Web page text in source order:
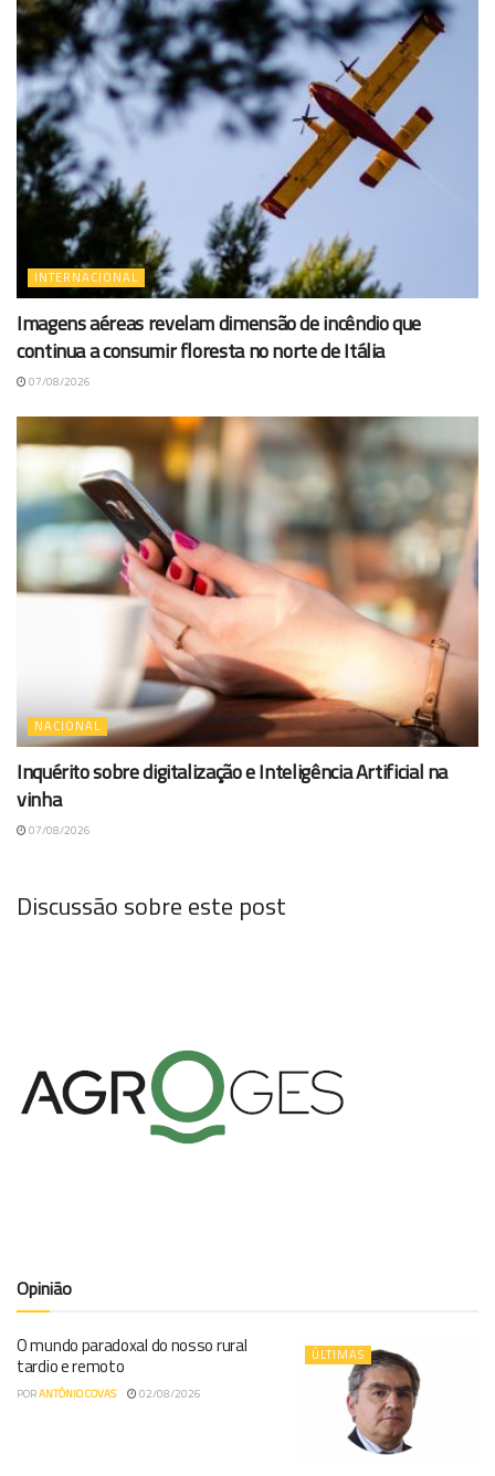
INTERNACIONAL
Imagens aéreas revelam dimensão de incêndio que
continua a consumir floresta no norte de Itália
07/08/2026
NACIONAL
Inquérito sobre digitalização e Inteligência Artificial na
vinha
07/08/2026
Discussão sobre este post
Opinião
ÚLTIMAS
O mundo paradoxal do nosso rural
tardio e remoto
PORANTÓNIO COVAS 02/08/2026